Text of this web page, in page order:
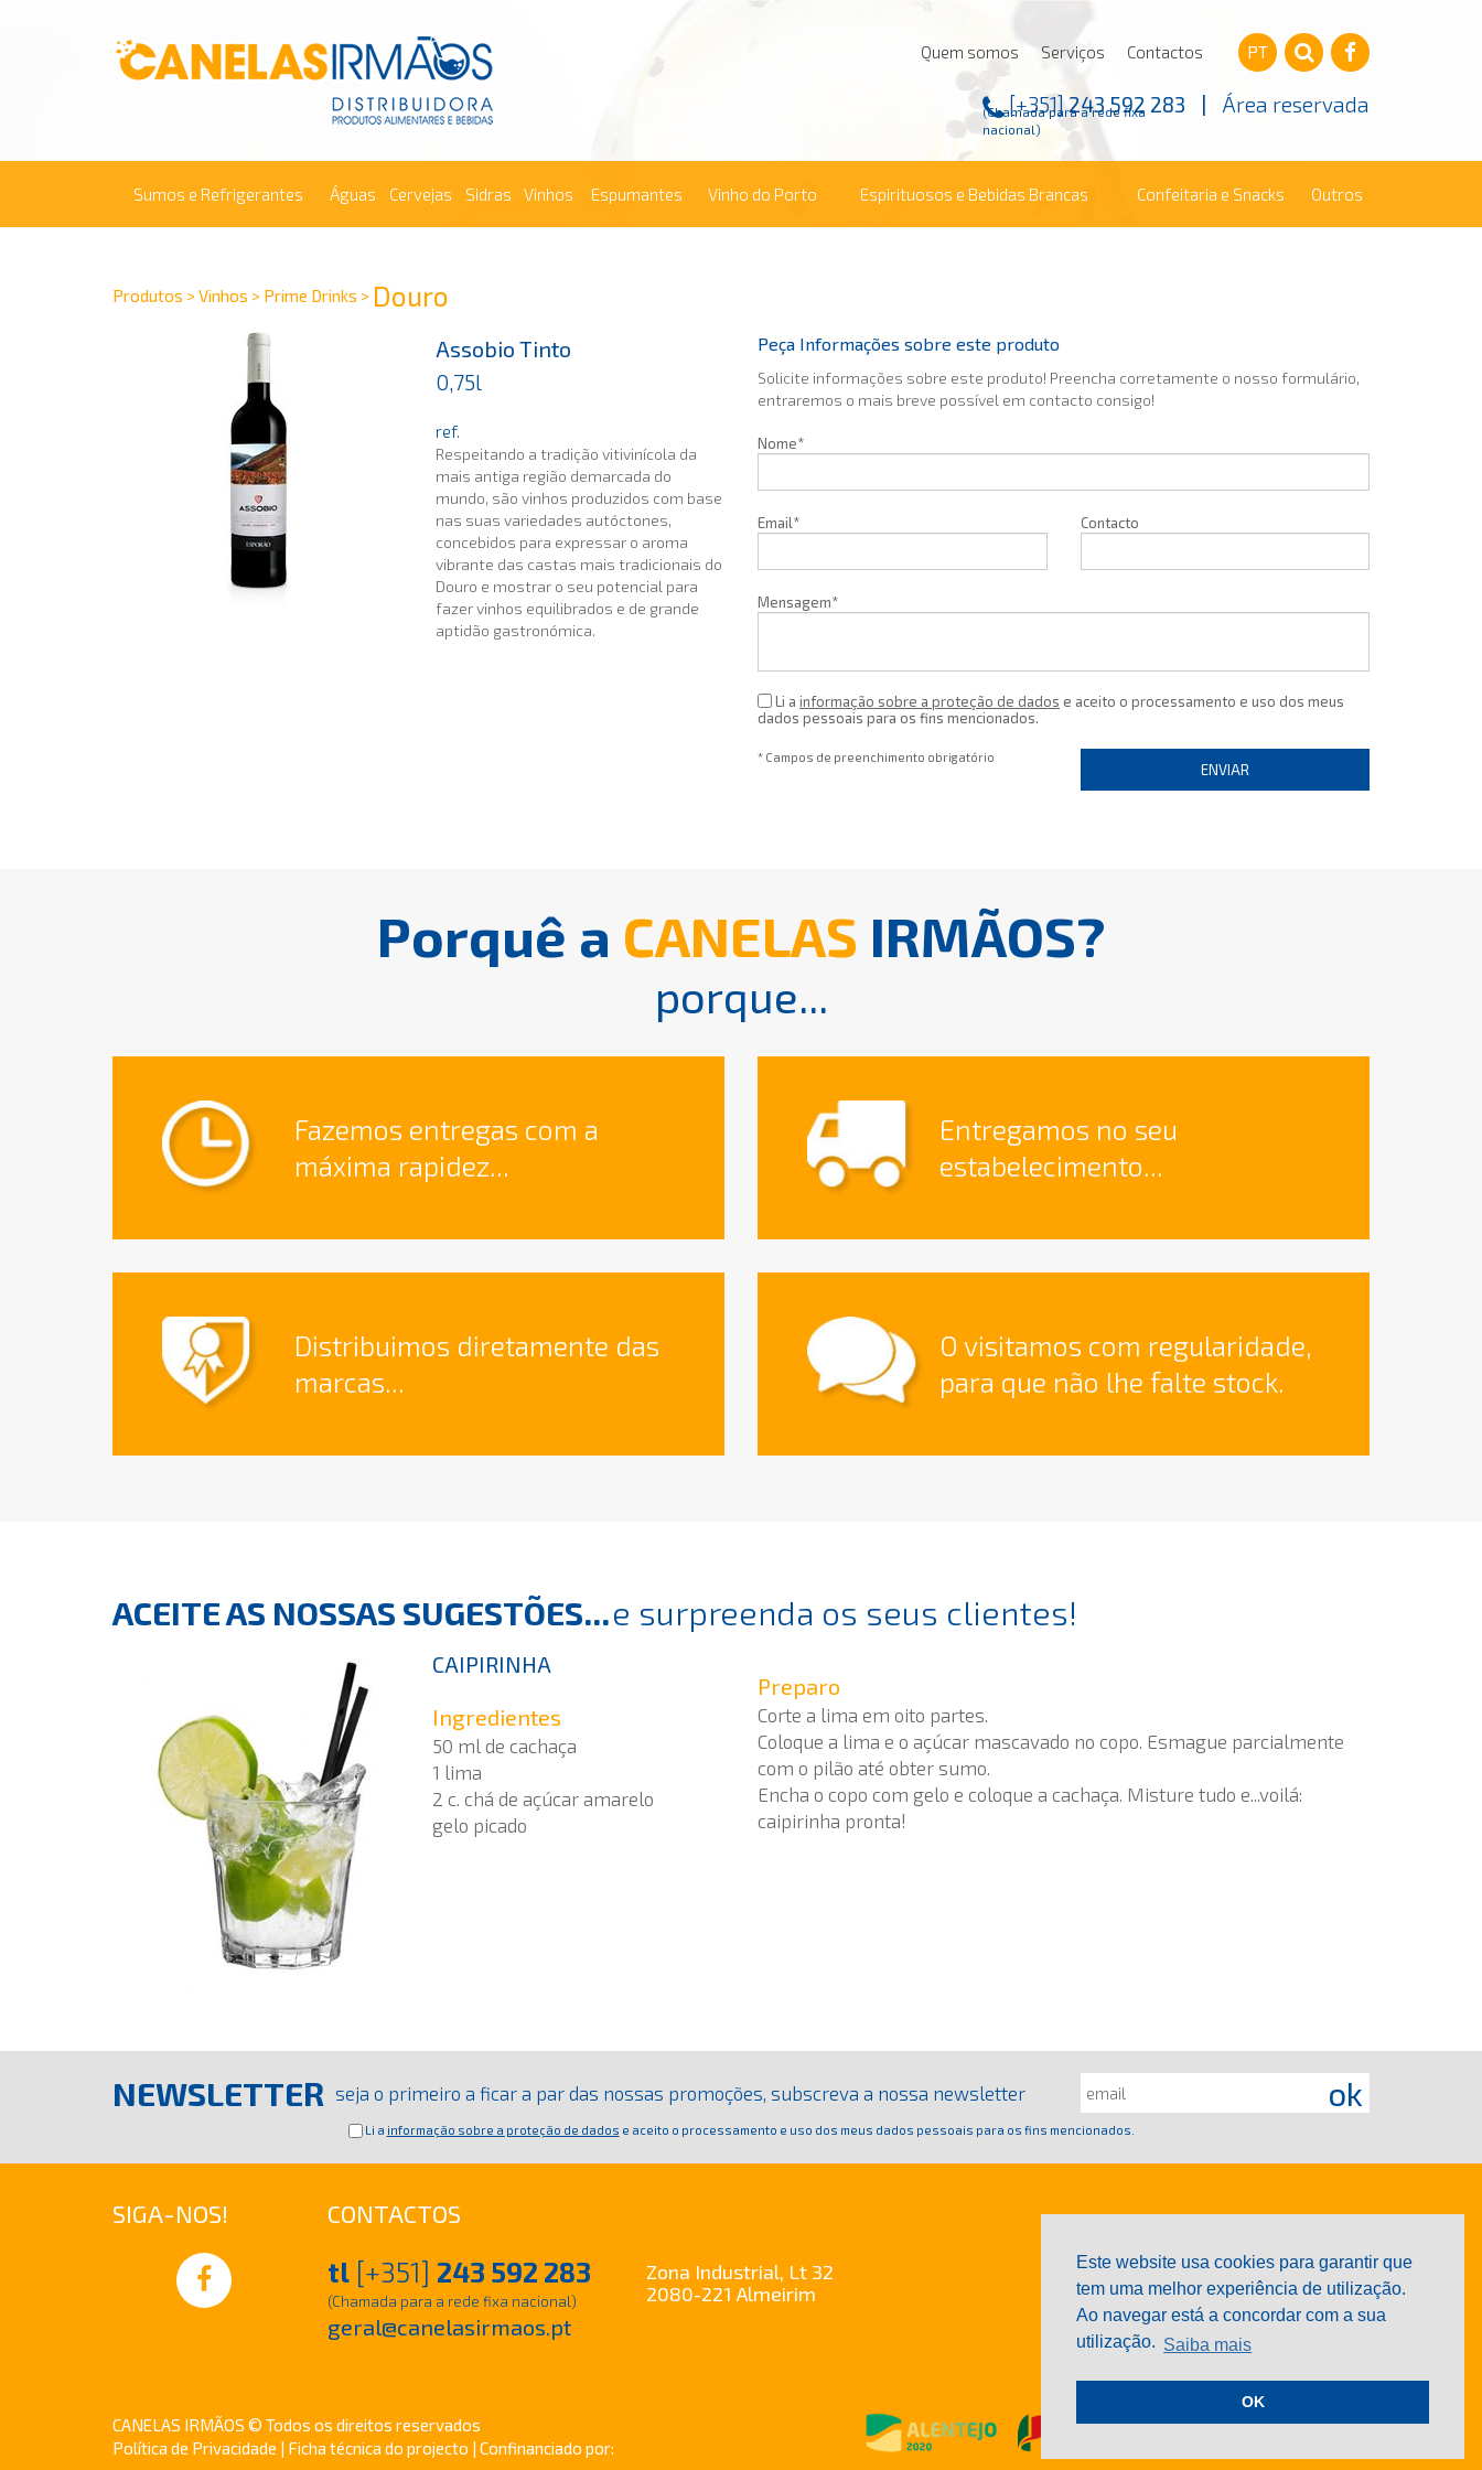
Este website usa cookies para garantir que
tem uma melhor experiência de utilização.
Ao navegar está a concordar com a sua
utilização. Saiba mais
OK
Quem somos Serviços Contactos PT
[+351]243 592 283
(Chamada para a rede fixa
nacional)
Área reservada
Sumos e Refrigerantes Águas Cervejas Sidras Vinhos Espumantes Vinho do Porto Espirituosos e Bebidas Brancas Confeitaria e Snacks Outros
Produtos > Vinhos > Prime Drinks > Douro
Assobio Tinto
0,75l
ref.
Respeitando a tradição vitivinícola da
mais antiga região demarcada do
mundo, são vinhos produzidos com base
nas suas variedades autóctones,
concebidos para expressar o aroma
vibrante das castas mais tradicionais do
Douro e mostrar o seu potencial para
fazer vinhos equilibrados e de grande
aptidão gastronómica.
Peça Informações sobre este produto
Solicite informações sobre este produto! Preencha corretamente o nosso formulário,
entraremos o mais breve possível em contacto consigo!
Nome*
Email* Contacto
Mensagem*
Li a informação sobre a proteção de dados e aceito o processamento e uso dos meus
dados pessoais para os fins mencionados.
* Campos de preenchimento obrigatório
ENVIAR
Porquê a CANELAS IRMÃOS?
porque...
Fazemos entregas com a
máxima rapidez...
Entregamos no seu
estabelecimento...
Distribuimos diretamente das
marcas...
O visitamos com regularidade,
para que não lhe falte stock.
ACEITE AS NOSSAS SUGESTÕES...e surpreenda os seus clientes!
CAIPIRINHA
Ingredientes
50 ml de cachaça
1 lima
2 c. chá de açúcar amarelo
gelo picado
Preparo
Corte a lima em oito partes.
Coloque a lima e o açúcar mascavado no copo. Esmague parcialmente
com o pilão até obter sumo.
Encha o copo com gelo e coloque a cachaça. Misture tudo e...voilá:
caipirinha pronta!
NEWSLETTER seja o primeiro a ficar a par das nossas promoções, subscreva a nossa newsletter
Li a informação sobre a proteção de dados e aceito o processamento e uso dos meus dados pessoais para os fins mencionados.
SIGA-NOS! CONTACTOS
tl [+351] 243 592 283
(Chamada para a rede fixa nacional)
geral@canelasirmaos.pt
Zona Industrial, Lt 32
2080-221 Almeirim
CANELAS IRMÃOS © Todos os direitos reservados
Política de Privacidade | Ficha técnica do projecto | Confinanciado por: